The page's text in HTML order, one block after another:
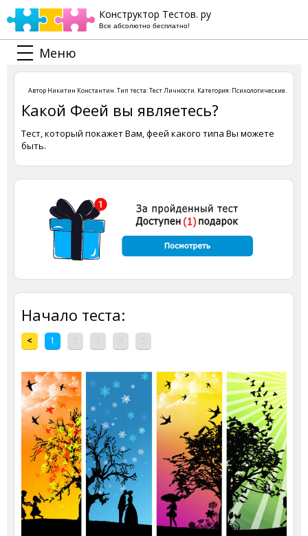
Конструктор Тестов. ру
Все абсолютно бесплатно!
Меню
Автор Никитин Константин. Тип теста:Тест Личности. Категория: Психологические.
Какой Феей вы являетесь?
Тест, который покажет Вам, феей какого типа Вы можете
быть.
Начало теста:
< 1